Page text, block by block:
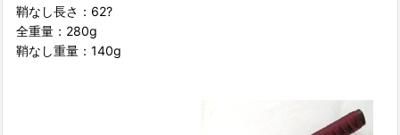
鞘なし長さ：62?
全重量：280g
鞘なし重量：140g